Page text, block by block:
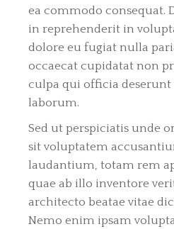
ea commodo consequat.
in reprehenderit in
dolore eu fugiat nulla
occaecat cupidatat non
culpa qui officia
laborum.
Sed ut perspiciatis unde
sit voluptatem
laudantium, totam rem
quae ab illo inventore
architecto beatae vitae
Nemo enim ipsam